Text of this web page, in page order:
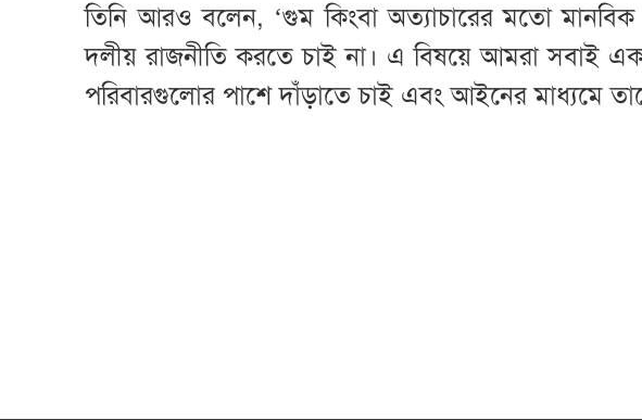
তিনি আরও বলেন, ‘গুম কিংবা অত্যাচারের মতো
দলীয় রাজনীতি করতে চাই না। এ বিষয়ে আমরা সবাই
পরিবারগুলোর পাশে দাঁড়াতে চাই এবং আইনের মাধ্যমে